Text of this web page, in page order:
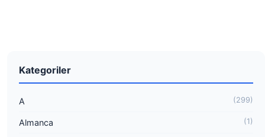
Kategoriler
A (299)
Almanca (1)